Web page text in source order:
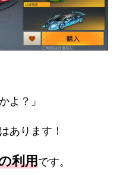
よ？」
あります！
利用です。